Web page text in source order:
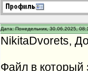
Тrue
False
LBound(
Дата: Понедельник, 30.06.2025,
NikitaDvorets,
Файл в